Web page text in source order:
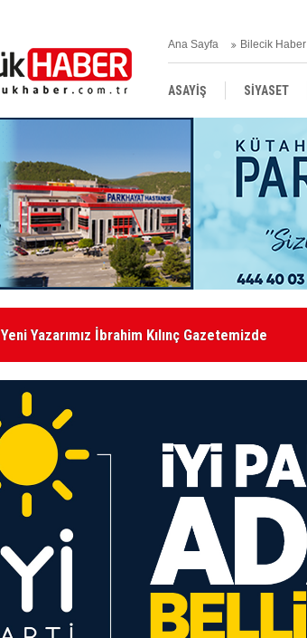
Ana Sayfa Bilecik Haber
ASAYİŞ SİYASET
RESMİ İLANLAR
Yeni Yazarımız İbrahim Kılınç Gazetemizde